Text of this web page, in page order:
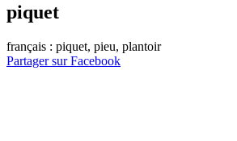
piquet
français : piquet, pieu, plantoir
Partager sur Facebook